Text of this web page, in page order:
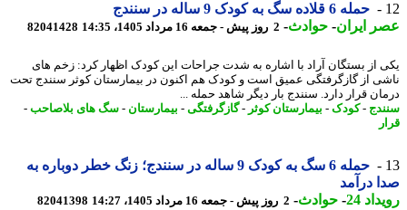
حمله 6 قلاده سگ به کودک 9 ساله در سنندج
ایران- حوادث -2 روز پیش - جمعه 16 مرداد 1405، 14:35 82041428
از بستگان آراد با اشاره به شدت جراحات این کودک اظهار کرد: زخم های
از گازگرفتگی عمیق است و کودک هم اکنون در بیمارستان کوثر سنندج تحت
قرار دارد. سنندج بار دیگر شاهد حمله ...
-کودک-بیمارستان کوثر-گازگرفتگی-بیمارستان-سگ های بلاصاحب-
حمله 6 سگ به کودک 9 ساله در سنندج؛ زنگ خطر دوباره به
درآمد
24
-حوادث -2 روز پیش - جمعه 16 مرداد 1405، 14:27 82041398